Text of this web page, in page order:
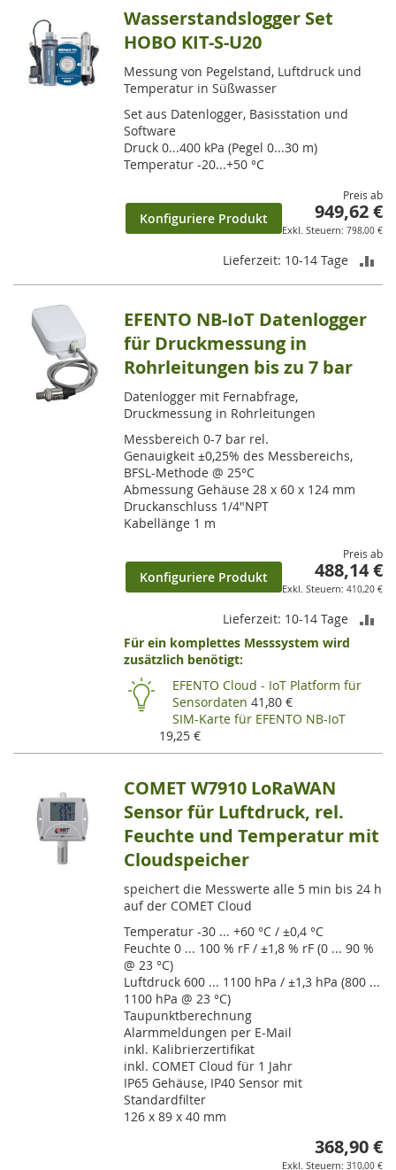
die
Seite
Wasserstandslogger Set
HOBO KIT-S-U20
Messung von Pegelstand, Luftdruck und
Temperatur in Süßwasser
Set aus Datenlogger, Basisstation und
Software
Druck 0...400 kPa (Pegel 0...30 m)
Temperatur -20...+50 °C
Preis ab
949,62 €
798,00 €
Konfiguriere Produkt
Lieferzeit: 10-14 Tage
EFENTO NB-IoT Datenlogger
für Druckmessung in
Rohrleitungen bis zu 7 bar
Datenlogger mit Fernabfrage,
Druckmessung in Rohrleitungen
Messbereich 0-7 bar rel.
Genauigkeit ±0,25% des Messbereichs,
BFSL-Methode @ 25°C
Abmessung Gehäuse 28 x 60 x 124 mm
Druckanschluss 1/4"NPT
Kabellänge 1 m
Preis ab
488,14 €
410,20 €
Konfiguriere Produkt
Lieferzeit: 10-14 Tage
Für ein komplettes Messsystem wird
zusätzlich benötigt:
EFENTO Cloud - IoT Platform für
Sensordaten 41,80 €
SIM-Karte für EFENTO NB-IoT
19,25 €
COMET W7910 LoRaWAN
Sensor für Luftdruck, rel.
Feuchte und Temperatur mit
Cloudspeicher
speichert die Messwerte alle 5 min bis 24 h
auf der COMET Cloud
Temperatur -30 ... +60 °C / ±0,4 °C
Feuchte 0 ... 100 % rF / ±1,8 % rF (0 ... 90 %
@ 23 °C)
Luftdruck 600 ... 1100 hPa / ±1,3 hPa (800 ...
1100 hPa @ 23 °C)
Taupunktberechnung
Alarmmeldungen per E-Mail
inkl. Kalibrierzertifikat
inkl. COMET Cloud für 1 Jahr
IP65 Gehäuse, IP40 Sensor mit
Standardfilter
126 x 89 x 40 mm
368,90 €
310,00 €